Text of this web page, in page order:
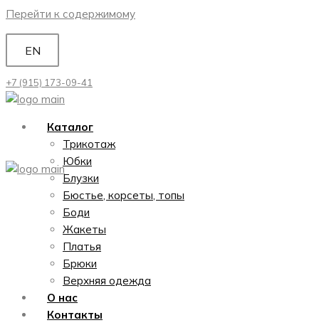
Перейти к содержимому
EN
+7 (915) 173-09-41
Каталог
Трикотаж
Юбки
Блузки
Бюстье, корсеты, топы
Боди
Жакеты
Платья
Брюки
Верхняя одежда
О нас
Контакты